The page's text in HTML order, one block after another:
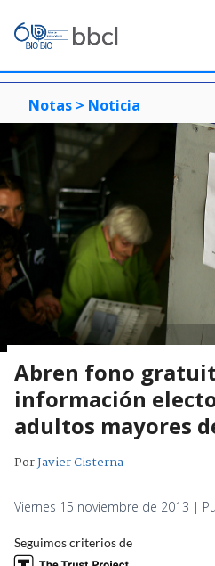
Notas > Noticia
Abren fono
información
adultos mayores
PorJavier Cisterna
Viernes 15 noviembre de 2013 |
Seguimos criterios de